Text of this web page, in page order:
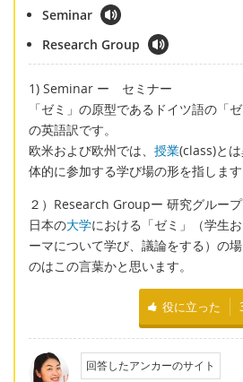
Seminar
Research Group
1) Seminar ー セミナー
「ゼミ」の原型であるドイツ語の「
の英語訳です。
欧米および欧州では、 授業(class)と
体的に参加する学び場の形を指します
２）Research Groupー 研究グループ
日本の大学における「ゼミ」（学生
ーマについて学び、議論をする）の
のはこの言葉かと思います。
役に立った
回答したアンカーのサイト